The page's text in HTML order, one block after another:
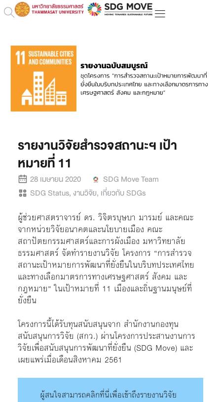
รายงานวิจัยสำรวจสถานะฯ เป้า
หมายที่ 11
28 เมษายน 2020
SDG Move Team
SDG Status,งานวิจัย, เกี่ยวกับ SDGs
ผู้ช่วยศาสตราจารย์ ดร. วิจิตรบุษบา มารมย์ และคณะ
จากหน่วยวิจัยอนาคตและนโยบายเมือง คณะ
สถาปัตยกรรมศาสตร์และการผังเมือง มหาวิทยาลัย
ธรรมศาสตร์ จัดทำรายงานวิจัย โครงการ “การสำรวจ
สถานะเป้าหมายการพัฒนาที่ยั่งยืนในบริบทประเทศไทย
และทางเลือกมาตรการทางเศรษฐศาสตร์ สังคม และ
กฎหมาย” ในเป้าหมายที่ 11 เมืองและถิ่นฐานมนุษย์ที่
ยั่งยืน
โครงการนี้ได้รับทุนสนับสนุนจาก สำนักงานกองทุน
สนับสนุนการวิจัย (สกว.) ผ่านโครงการประสานงานการ
วิจัยเพื่อสนับสนุนการพัฒนาที่ยั่งยืน (SDG Move) และ
เผยแพร่เมื่อเดือนสิงหาคม 2561
ผู้สนใจสามารถคลิกที่นี่เพื่อเข้าถึงรายงานวิจัย